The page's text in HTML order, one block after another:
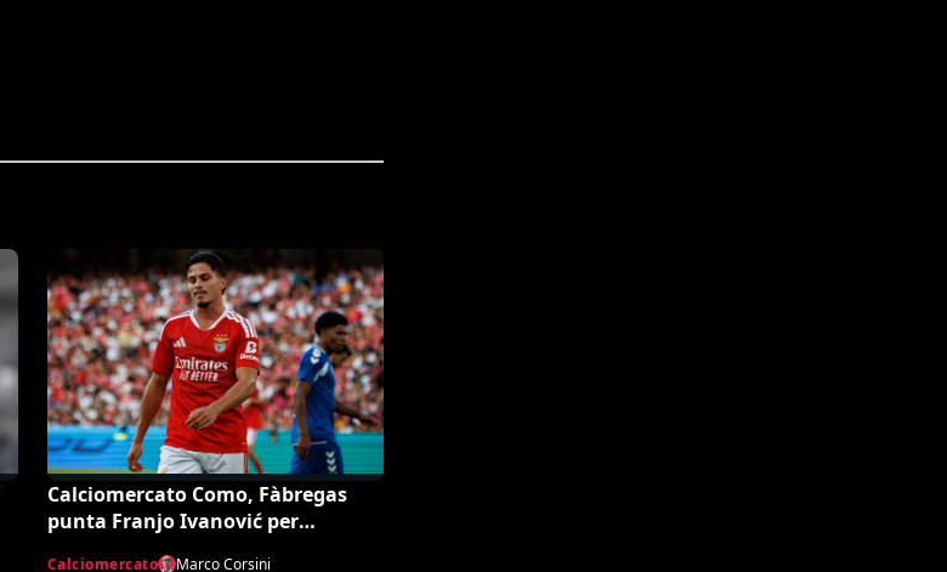
Calciomercato Como, Fàbregas
punta Franjo Ivanović per
Calciomercato Marco Corsini